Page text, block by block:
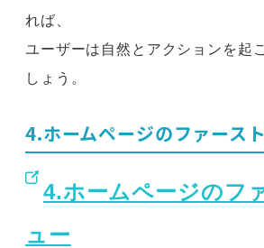
れば、
ユーザーは自然とアクションを起
しょう。
4.ホームページのファース
4.ホームページのフ
ュー